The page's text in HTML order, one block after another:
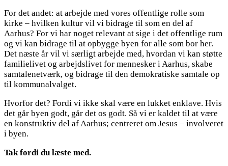
For det andet: at arbejde med vores offentlige rolle som
kirke – hvilken kultur vil vi bidrage til som en del af
Aarhus? For vi har noget relevant at sige i det offentlige rum
og vi kan bidrage til at opbygge byen for alle som bor her.
Det næste år vil vi særligt arbejde med, hvordan vi kan støtte
familielivet og arbejdslivet for mennesker i Aarhus, skabe
samtalenetværk, og bidrage til den demokratiske samtale op
til kommunalvalget.
Hvorfor det? Fordi vi ikke skal være en lukket enklave. Hvis
det går byen godt, går det os godt. Så vi er kaldet til at være
en konstruktiv del af Aarhus; centreret om Jesus – involveret
i byen.
Tak fordi du læste med.